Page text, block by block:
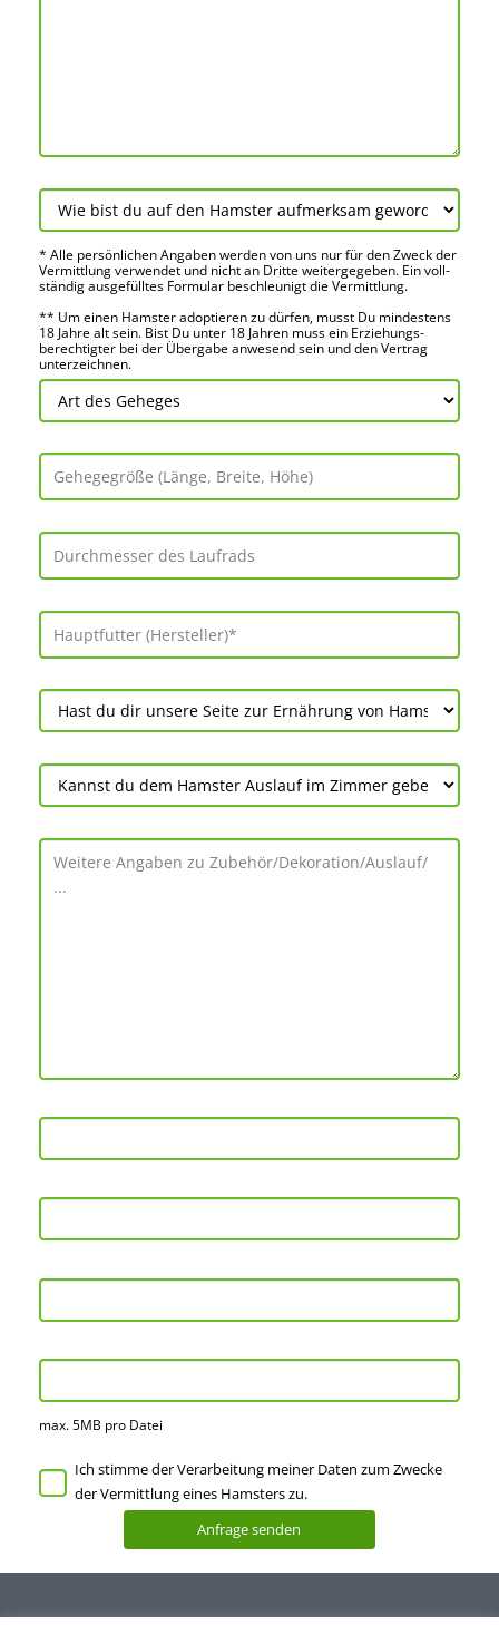
* Alle persön­lichen Angaben werden von uns nur für den Zweck der
Vermitt­lung verwendet und nicht an Dritte weiter­gegeben. Ein voll­
ständig ausge­fülltes Formular beschleu­nigt die Vermitt­lung.
** Um einen Hamster adoptieren zu dürfen, musst Du mindes­tens
18 Jahre alt sein. Bist Du unter 18 Jahren muss ein Erziehungs­
berechtigter bei der Über­gabe anwes­end sein und den Vertrag
unter­zeichnen.
max. 5MB pro Datei
Ich stimme der Verarbeitung meiner Daten zum Zwecke
der Vermittlung eines Hamsters zu.